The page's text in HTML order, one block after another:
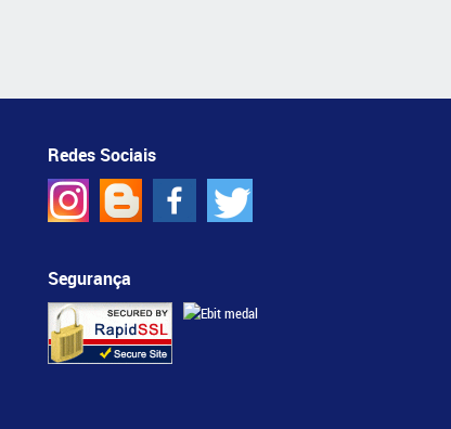
Redes Sociais
Segurança